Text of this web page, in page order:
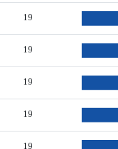
19
19
19
19
19